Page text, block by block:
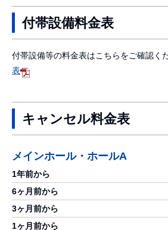
付帯設備料金表
付帯設備等の料金表はこちらをご確認く
表
キャンセル料金表
メインホール・ ホールA